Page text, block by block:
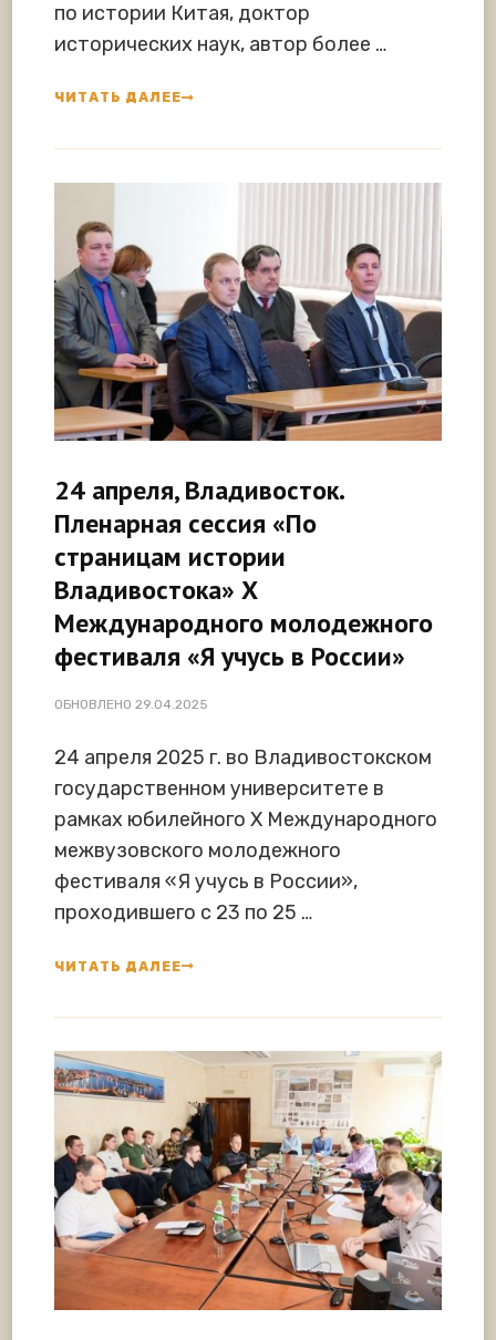
по истории Китая, доктор
исторических наук, автор более …
ЧИТАТЬ ДАЛЕЕ
24 апреля, Владивосток.
Пленарная сессия «По
страницам истории
Владивостока» Х
Международного молодежного
фестиваля «Я учусь в России»
ОБНОВЛЕНО 29.04.2025
24 апреля 2025 г. во Владивостокском
государственном университете в
рамках юбилейного Х Международного
межвузовского молодежного
фестиваля «Я учусь в России»,
проходившего с 23 по 25 …
ЧИТАТЬ ДАЛЕЕ